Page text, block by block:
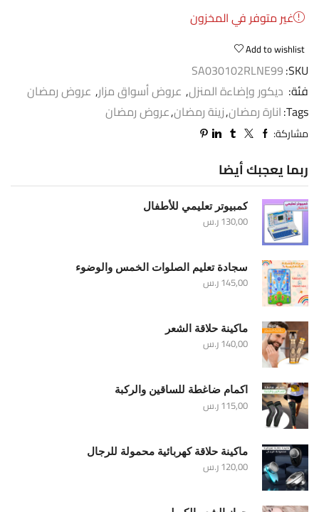
غير متوفر في المخزون
Add to wishlist
SKU:
SA030102RLNE99
فئة: ديكور وإضاءة المنزل, عروض أسواق مزار, عروض رمضان
Tags: انارة رمضان,زينة رمضان,عروض رمضان
مشاركة:
ربما يعجبك أيضا
كمبيوتر تعليمي للأطفال
130,00ر.س
سجادة تعليم الصلوات الخمس والوضوء
145,00ر.س
ماكينة حلاقة الشعر
140,00ر.س
اكمام ضاغطة للساقين والركبة
115,00ر.س
ماكينة حلاقة كهربائية محمولة للرجال
120,00ر.س